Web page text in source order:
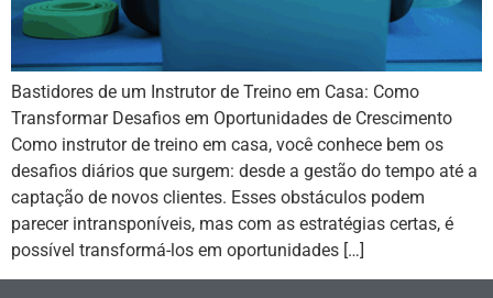
Bastidores de um Instrutor de Treino em Casa: Como
Transformar Desafios em Oportunidades de Crescimento
Como instrutor de treino em casa, você conhece bem os
desafios diários que surgem: desde a gestão do tempo até a
captação de novos clientes. Esses obstáculos podem
parecer intransponíveis, mas com as estratégias certas, é
possível transformá-los em oportunidades […]